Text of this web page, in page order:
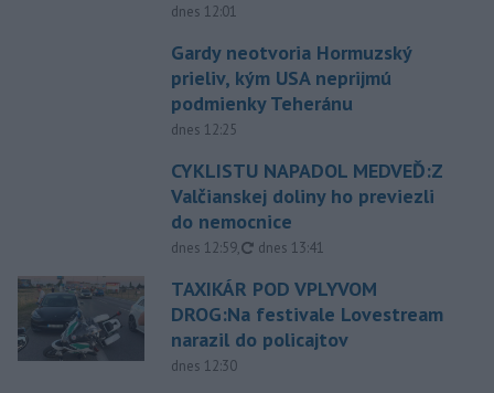
dnes 12:01
Gardy neotvoria Hormuzský
prieliv, kým USA neprijmú
podmienky Teheránu
dnes 12:25
CYKLISTU NAPADOL MEDVEĎ:Z
Valčianskej doliny ho previezli
do nemocnice
dnes 12:59, aktualizované
dnes 13:41
TAXIKÁR POD VPLYVOM
DROG:Na festivale Lovestream
narazil do policajtov
dnes 12:30